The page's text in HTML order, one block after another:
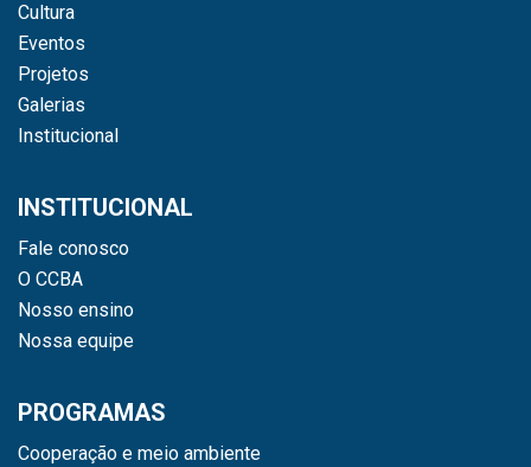
Cultura
Eventos
Projetos
Galerias
Institucional
INSTITUCIONAL
Fale conosco
O CCBA
Nosso ensino
Nossa equipe
PROGRAMAS
Cooperação e meio ambiente